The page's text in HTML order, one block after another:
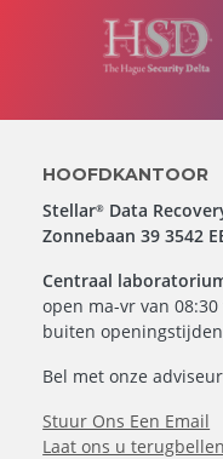
HOOFDKANTOOR
Stellar® Data
Zonnebaan 39 3542
Centraal
open ma-vr van
buiten
Bel met onze
Stuur Ons Een Email
Laat ons u terugbellen